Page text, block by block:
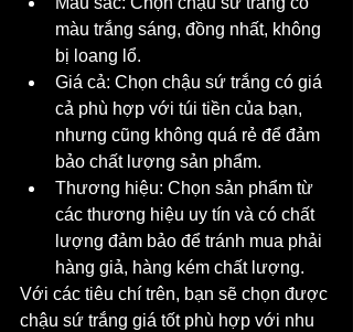
màu trắng sáng, đồng nhất, không
bị loang lổ.
Giá cả: Chọn chậu sứ trắng có giá
cả phù hợp với túi tiền của bạn,
nhưng cũng không quá rẻ để đảm
bảo chất lượng sản phẩm.
Thương hiệu: Chọn sản phẩm từ
các thương hiệu uy tín và có chất
lượng đảm bảo để tránh mua phải
hàng giả, hàng kém chất lượng.
Với các tiêu chí trên, bạn sẽ chọn được
chậu sứ trắng giá tốt phù hợp với nhu